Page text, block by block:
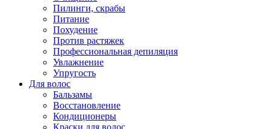
Пилинги, скрабы
Питание
Похудение
Против растяжек
Профессиональная депиляция
Увлажнение
Упругость
Для волос
Бальзамы
Восстановление
Кондиционеры
Краски для волос